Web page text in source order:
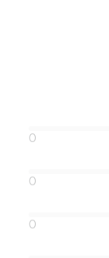
0
0
0